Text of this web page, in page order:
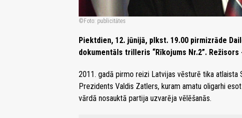
Foto: publicitātes
Piektdien, 12. jūnijā, plkst. 19.00 pirmizrāde
dokumentāls trilleris “Rīkojums Nr.2”. Režisors
2011. gadā pirmo reizi Latvijas vēsturē tika atlaista
Prezidents Valdis Zatlers, kuram amatu oligarhi
vārdā nosauktā partija uzvarēja vēlēšanās.